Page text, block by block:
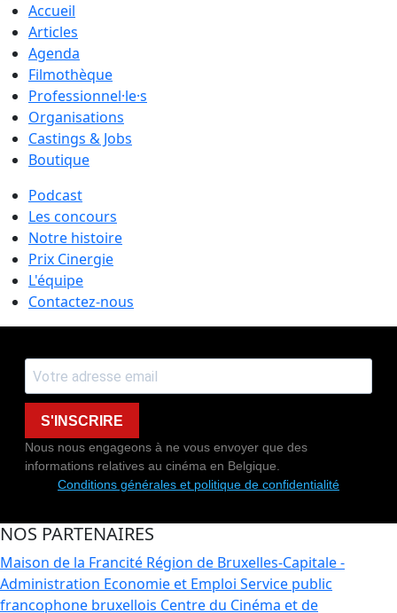
Accueil
Articles
Agenda
Filmothèque
Professionnel·le·s
Organisations
Castings & Jobs
Boutique
Podcast
Les concours
Notre histoire
Prix Cinergie
L'équipe
Contactez-nous
S'INSCRIRE
Nous nous engageons à ne vous envoyer que des
informations relatives au cinéma en Belgique.
Conditions générales et politique de confidentialité
NOS PARTENAIRES
Maison de la Francité Région de Bruxelles-Capitale -
Administration Economie et Emploi Service public
francophone bruxellois Centre du Cinéma et de